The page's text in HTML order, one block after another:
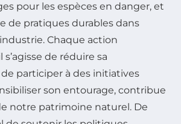
pour les espèces en danger, et
de pratiques durables dans
Chaque action
s’agisse de réduire sa
participer à des initiatives
son entourage, contribue
notre patrimoine naturel. De